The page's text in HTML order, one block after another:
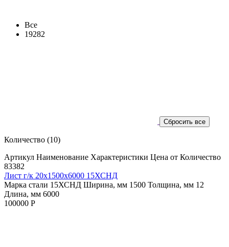
Все
19282
Количество (10)
Артикул Наименование Характеристики Цена от Количество
83382
Лист г/к 20х1500х6000 15ХСНД
Марка стали 15ХСНД Ширина, мм 1500 Толщина, мм 12
Длина, мм 6000
100000 Р